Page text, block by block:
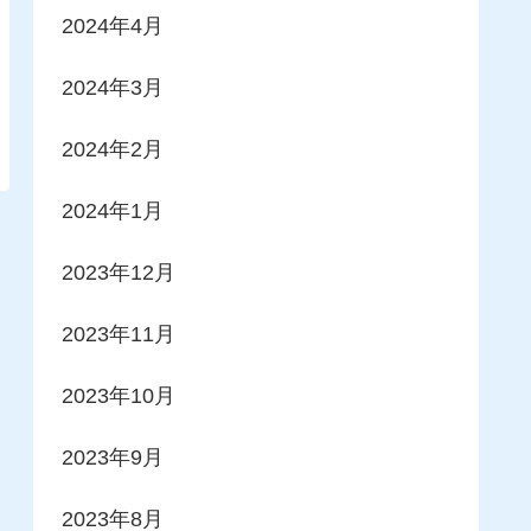
2024年4月
2024年3月
2024年2月
2024年1月
2023年12月
2023年11月
2023年10月
2023年9月
2023年8月